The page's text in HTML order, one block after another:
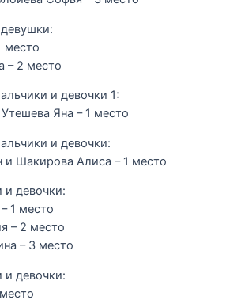
место
– 2 место
и девочки 1:
Яна – 1 место
и девочки:
Шакирова Алиса – 1 место
и девочки:
1 место
– 2 место
– 3 место
и девочки: